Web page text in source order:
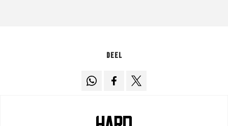
Deel